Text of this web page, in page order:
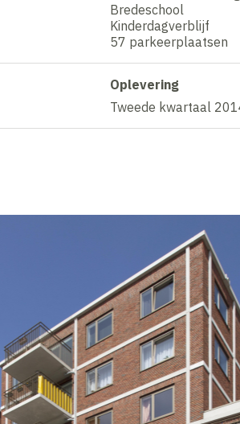
Bredeschool
Kinderdagverblijf
57 parkeerplaatsen
Oplevering
Tweede kwartaal